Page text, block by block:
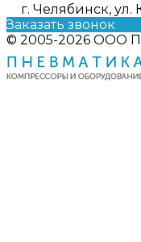
г. Челябинск, ул.
Заказать звонок
© 2005-2026 ООО